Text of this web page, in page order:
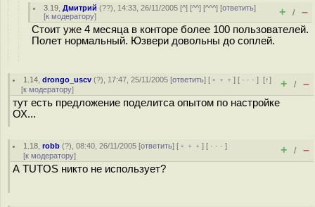
3.19 ,Дмитрий (??), 14:33, 26/11/2005 [^] [^^] [^^^] [ответить]
[к модератору] + / –
Стоит уже 4 месяца в конторе более 100 пользователей.
Полет нормальный. Юзвери довольны до соплей.
1.14 ,drongo_uscv (?), 17:47, 25/11/2005 [ответить] [ ﹢﹢﹢] [ · · ·][↑]
[к модератору] + / –
тут есть предложение поделитса опытом по настройке
ОХ...
1.18 ,robb (?), 08:40, 26/11/2005 [ответить] [ ﹢﹢﹢] [ · · ·]
[к модератору] + / –
А TUTOS никто не использует?